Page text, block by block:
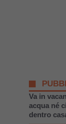
Va in
acqua né
dentro